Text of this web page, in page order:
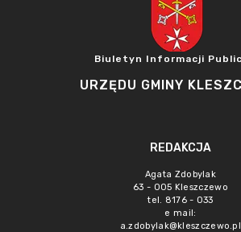
Biuletyn Informacji
URZĘDU GMINY
REDAKCJA
Agata Zdobylak
63 - 005 Kleszczewo
tel. 8176 - 033
e mail:
a.zdobylak@kleszczewo.pl